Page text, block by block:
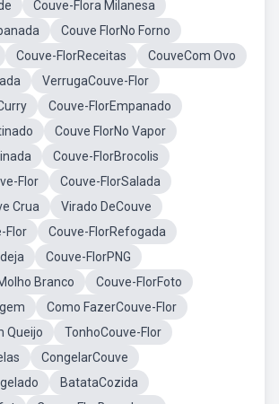
Couve-Flora Milanesa
Couve FlorNo Forno
Couve-FlorReceitas
CouveCom Ovo
VerrugaCouve-Flor
Couve-FlorEmpanado
Couve FlorNo Vapor
Couve-FlorBrocolis
Flor
Couve-FlorSalada
Crua
Virado DeCouve
Flor
Couve-FlorRefogada
Couve-FlorPNG
Branco
Couve-FlorFoto
Como FazerCouve-Flor
Queijo
TonhoCouve-Flor
CongelarCouve
BatataCozida